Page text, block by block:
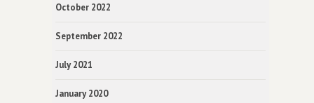
October 2022
September 2022
July 2021
January 2020